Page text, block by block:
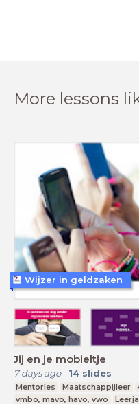
More lessons
Jij en je mobieltje
7 days ago- 14 slides
Mentorles Maatschappijleer
vmbo, mavo, havo, vwo
Wijzer in geldzaken